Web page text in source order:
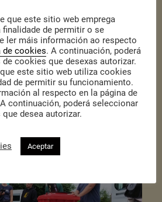
que este sitio web emprega
de permitir o se
ler máis información ao respecto
de cookies. A continuación, poderá
cookies que desexas autorizar.
este sitio web utiliza cookies
de permitir su funcionamiento.
al respecto en la página de
continuación, poderá seleccionar
desea autorizar.
Aceptar